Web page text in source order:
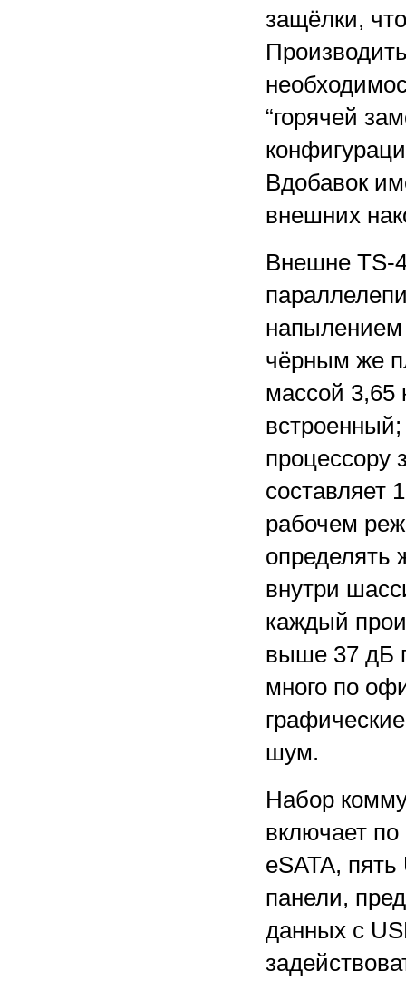
защёлки,
“горячей
Вдобавок
внешних
Внешне TS-
напылением
чёрным же
массой 3,65
процессору
составляет
рабочем
определять
внутри
каждый
выше 37 дБ
много по
шум.
Набор
включает
eSATA,
панели,
данных с